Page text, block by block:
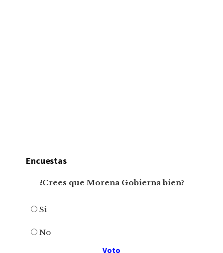
Encuestas
¿Crees que Morena Gobierna bien?
Si
No